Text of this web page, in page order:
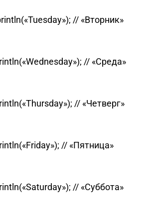
// «Вторник»
// «Среда»
// «Четверг»
// «Пятница»
// «Суббота»